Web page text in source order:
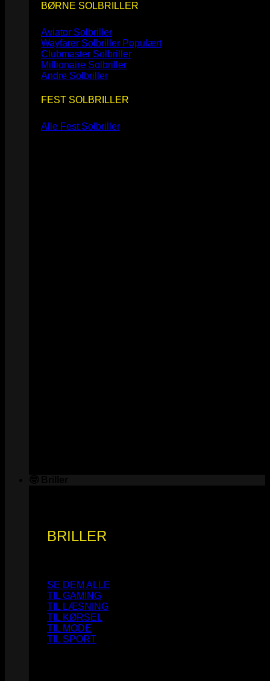
BØRNE SOLBRILLER
Aviator Solbriller
Wayfarer Solbriller
Clubmaster Solbriller
Millionaire Solbriller
Andre Solbriller
FEST SOLBRILLER
Alle Fest Solbriller
BRILLER
SE DEM ALLE
TIL GAMING
TIL LÆSNING
TIL KØRSEL
TIL MODE
TIL SPORT